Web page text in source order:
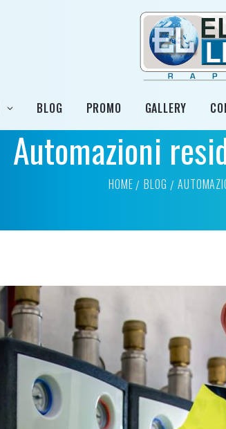
BLOG PROMO GALLERY
Automazioni
HOME BLOG